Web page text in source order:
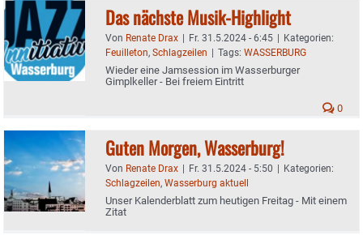
Das nächste Musik-Highlight
Von Renate Drax | Fr. 31.5.2024 - 6:45 | Kategorien:
Feuilleton, Schlagzeilen | Tags: WASSERBURG
Wieder eine Jamsession im Wasserburger
Gimplkeller - Bei freiem Eintritt
0
Guten Morgen, Wasserburg!
Von Renate Drax | Fr. 31.5.2024 - 5:50 | Kategorien:
Schlagzeilen, Wasserburg aktuell
Unser Kalenderblatt zum heutigen Freitag - Mit einem
Zitat